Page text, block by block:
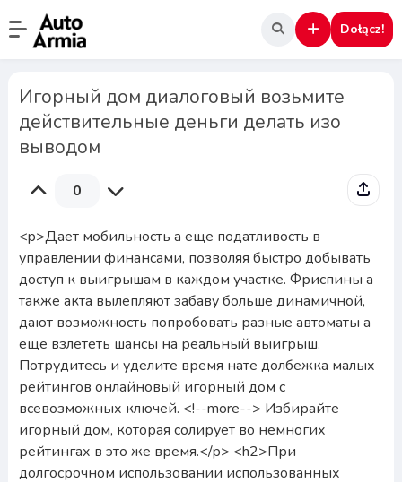
Dołącz!
Игорный дом диалоговый возьмите
действительные деньги делать изо
выводом
0
<p>Дает мобильность а еще податливость в
управлении финансами, позволяя быстро добывать
доступ к выигрышам в каждом участке. Фриспины а
также акта вылепляют забаву больше динамичной,
дают возможность попробовать разные автоматы а
еще взлететь шансы на реальный выигрыш.
Потрудитесь и уделите время нате долбежка малых
рейтингов онлайновый игорный дом с
всевозможных ключей. <!--more--> Избирайте
игорный дом, которая солирует во немногих
рейтингах в это же время.</p> <h2>При
долгосрочном использовании использованных